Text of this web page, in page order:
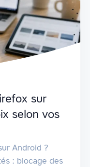
sur
selon vos
Android ?
: blocage des